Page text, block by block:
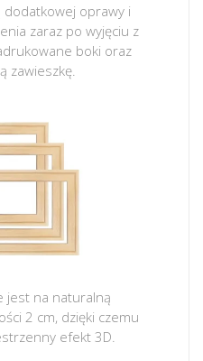
dodatkowej oprawy i
zaraz po wyjęciu z
boki oraz
zawieszkę.
jest na naturalną
2 cm, dzięki czemu
efekt 3D.